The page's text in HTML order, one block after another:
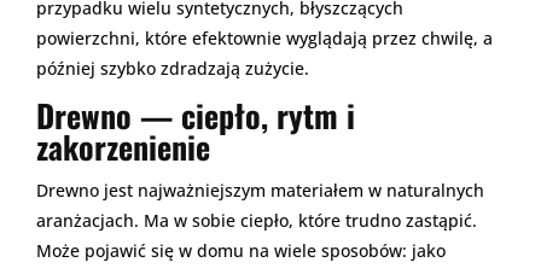
przypadku wielu syntetycznych, błyszczących
powierzchni, które efektownie wyglądają przez chwilę, a
później szybko zdradzają zużycie.
Drewno — ciepło, rytm i
zakorzenienie
Drewno jest najważniejszym materiałem w naturalnych
aranżacjach. Ma w sobie ciepło, które trudno zastąpić.
Może pojawić się w domu na wiele sposobów: jako